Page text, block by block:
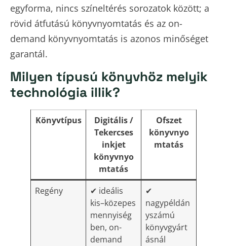
egyforma, nincs színeltérés sorozatok között; a
rövid átfutású könyvnyomtatás és az on-
demand könyvnyomtatás is azonos minőséget
garantál.
Milyen típusú könyvhöz melyik
technológia illik?
Könyvtípus
Digitális /
Tekercses
inkjet
könyvnyo
mtatás
Ofszet
könyvnyo
mtatás
Regény
✔ ideális
kis–közepes
mennyiség
ben, on-
demand
✔
nagypéldán
yszámú
könyvgyárt
ásnál